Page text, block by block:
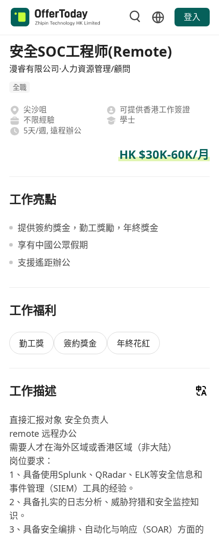
登入
安全SOC工程师(Remote)
漫睿有限公司·人力資源管理/顧問
全職
尖沙咀
可提供香港工作簽證
不限經驗
學士
5天/週, 遠程辦公
HK $30K-60K/月
工作亮點
提供簽約獎金，勤工獎勵，年終獎金
享有中國公眾假期
支援遙距辦公
工作福利
勤工獎 簽約獎金 年終花紅
工作描述
直接汇报对象 安全负责人
remote 远程办公
需要人才在海外区域或香港区域（非大陆）
岗位要求：
1、具备使用Splunk、QRadar、ELK等安全信息和
事件管理（SIEM）工具的经验。
2、具备扎实的日志分析、威胁狩猎和安全监控知
识。
3、具备安全编排、自动化与响应（SOAR）方面的